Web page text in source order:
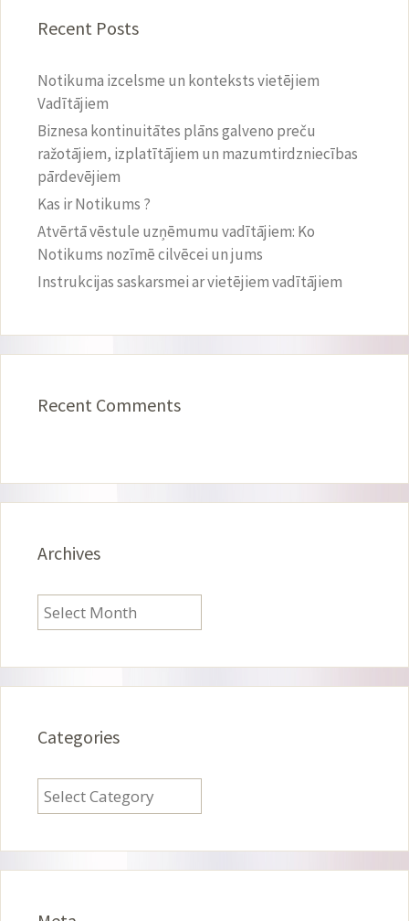
Recent Posts
Notikuma izcelsme un konteksts vietējiem
Vadītājiem
Biznesa kontinuitātes plāns galveno preču
ražotājiem, izplatītājiem un mazumtirdzniecības
pārdevējiem
Kas ir Notikums ?
Atvērtā vēstule uzņēmumu vadītājiem: Ko
Notikums nozīmē cilvēcei un jums
Instrukcijas saskarsmei ar vietējiem vadītājiem
Recent Comments
Archives
Archives
Categories
Categories